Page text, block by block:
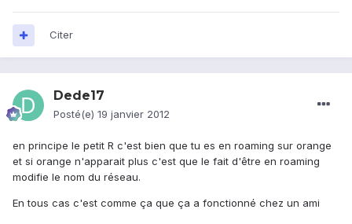
Citer
Dede17
Posté(e) 19 janvier 2012
en principe le petit R c'est bien que tu es en roaming sur orange
et si orange n'apparait plus c'est que le fait d'être en roaming
modifie le nom du réseau.
En tous cas c'est comme ça que ça a fonctionné chez un ami